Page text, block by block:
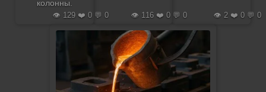
колонны.
👁️ 129 ❤️ 0 💬 0
👁️ 116 ❤️ 0 💬 0 👁️ 2 ❤️ 0 💬 0